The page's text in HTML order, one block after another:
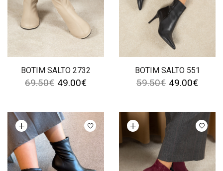
BOTIM SALTO 2732
69.50€ 49.00€
BOTIM SALTO 551
59.50€ 49.00€
opções Ver opções